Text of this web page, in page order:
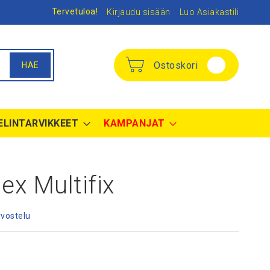
Tervetuloa! Kirjaudu sisään Luo Asiakastili
Ostoskori
HAE
KAMPANJAT
Multifix